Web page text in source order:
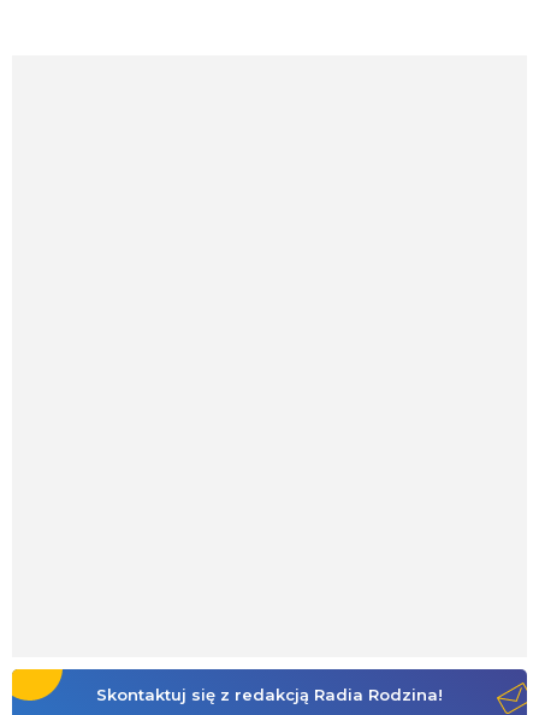
Skontaktuj się z redakcją Radia Rodzina!